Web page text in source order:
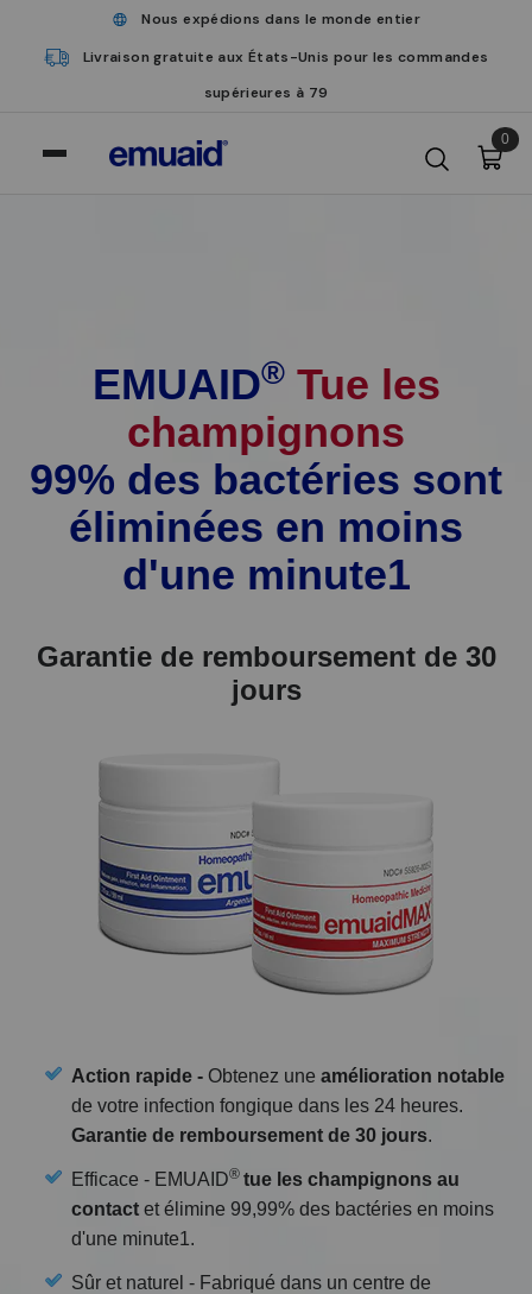
Nous expédions dans le monde entier
Livraison gratuite aux États-Unis pour les commandes
supérieures à 79
0
EMUAID® Tue les
champignons
99% des bactéries sont
éliminées en moins
d'une minute1
Garantie de remboursement de 30
jours
Action rapide - Obtenez une amélioration notable
de votre infection fongique dans les 24 heures.
Garantie de remboursement de 30 jours.
Efficace - EMUAID® tue les champignons au
contact et élimine 99,99% des bactéries en moins
d'une minute1.
Sûr et naturel - Fabriqué dans un centre de